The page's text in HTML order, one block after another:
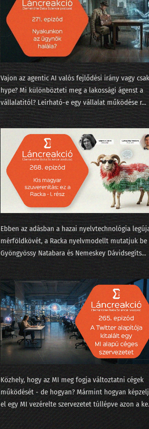
Vajon az agentic AI valós fejlődési irány vagy csak
hype? Mi különbözteti meg a lakossági ágenst a
vállalatitól? Leírható-e egy vállalat működése r...
Ebben az adásban a hazai nyelvtechnológia
mérföldkövét, a ⁠Racka⁠ nyelvmodellt mutatjuk be
⁠Gyöngyössy Natabara⁠ és ⁠Nemeskey Dávid⁠segíts...
Közhely, hogy az MI meg fogja változtatni cégek
működését - de hogyan? Mármint hogyan
el egy MI vezérelte szervezetet túllépve azon a